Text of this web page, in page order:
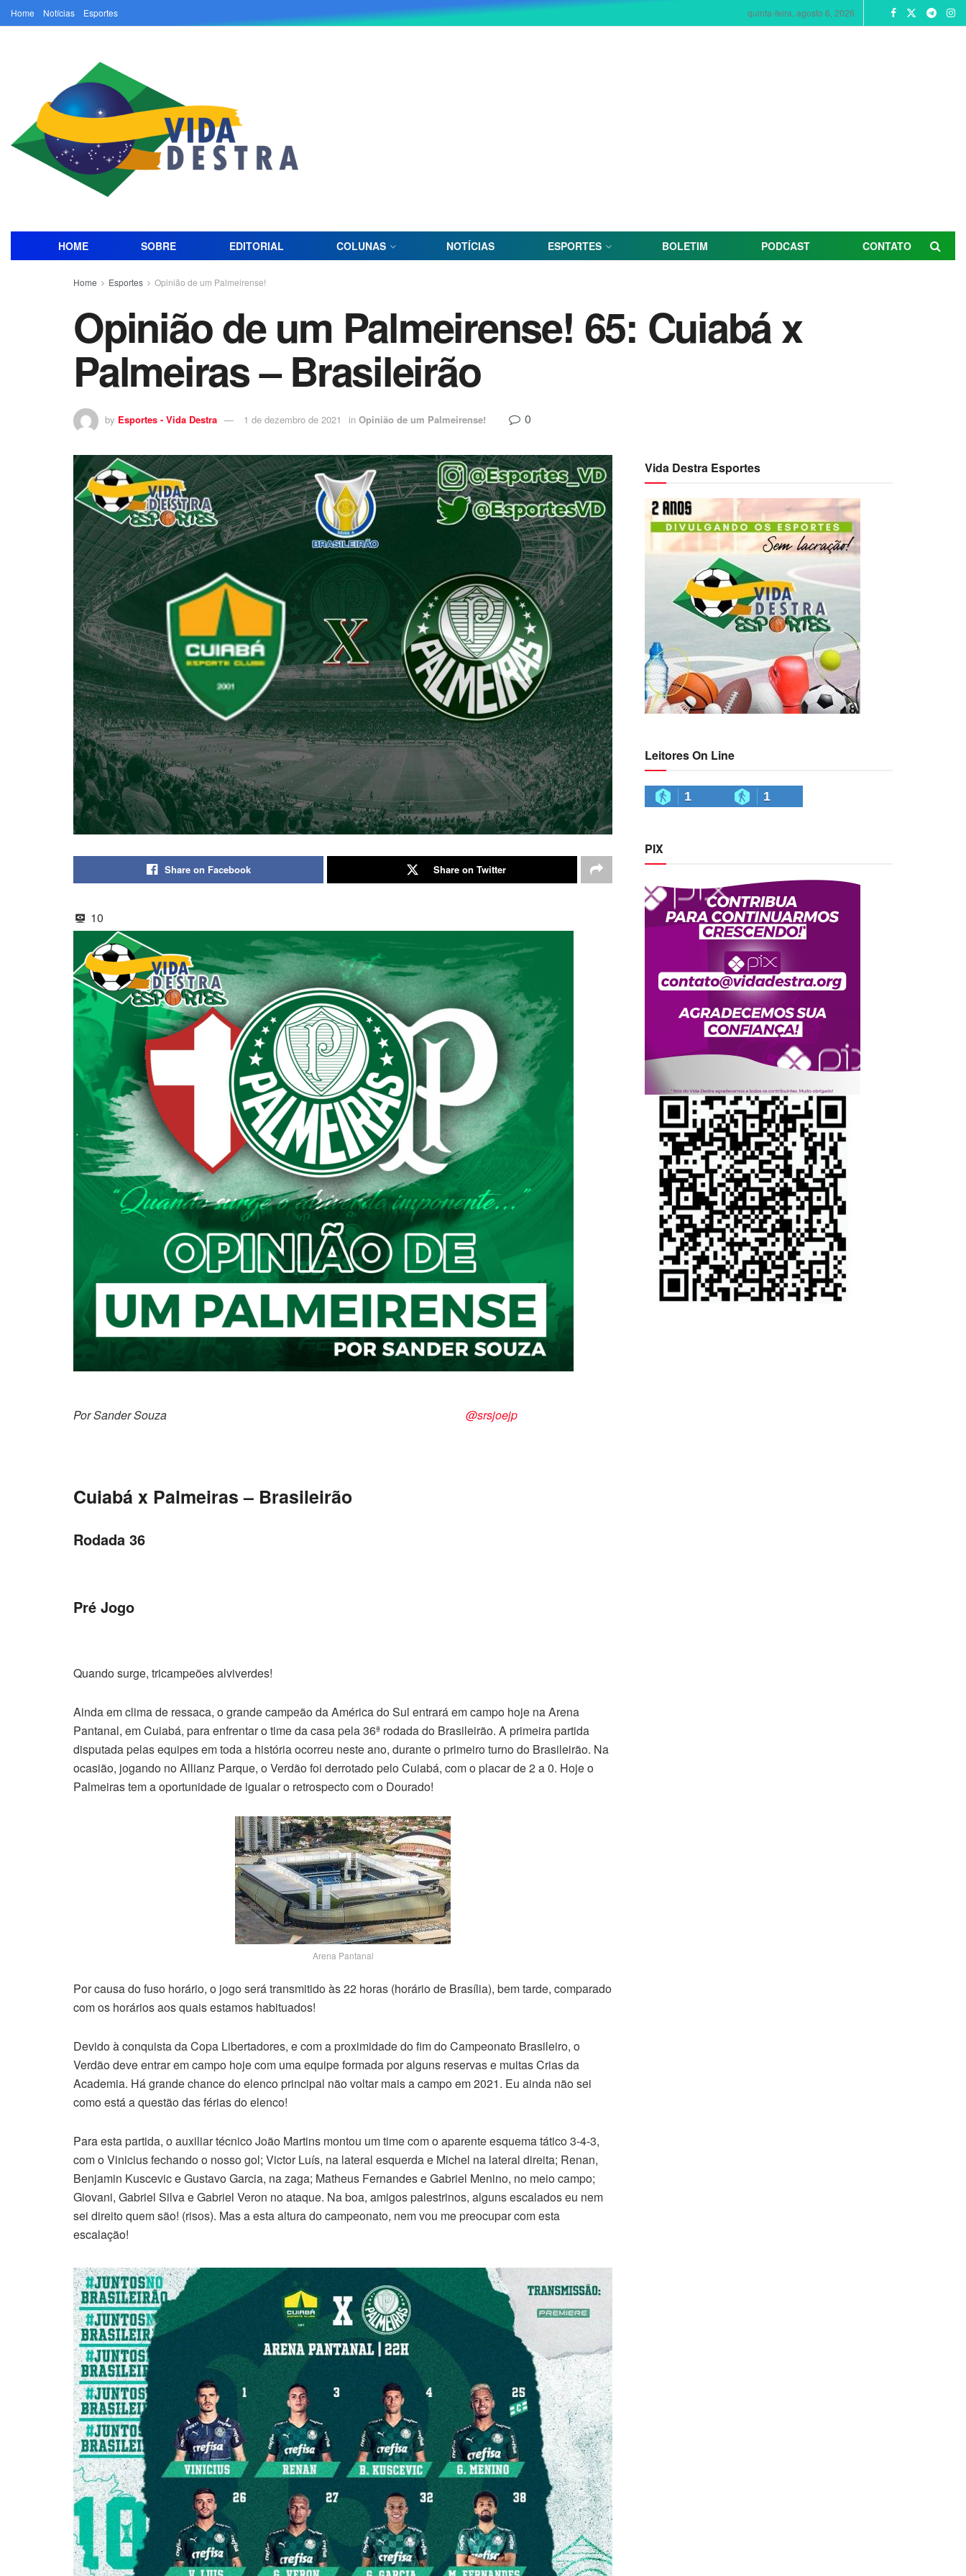
Home Notícias Esportes quinta-feira, agosto 6, 2026
HOME SOBRE EDITORIAL COLUNAS NOTÍCIAS ESPORTES BOLETIM PODCAST CONTATO
Home Esportes Opinião de um Palmeirense!
Opinião de um Palmeirense! 65: Cuiabá x
Palmeiras – Brasileirão
by Esportes - Vida Destra 1 de dezembro de 2021 in Opinião de um Palmeirense! 0
Share on Facebook Share on Twitter
10
Por Sander Souza @srsjoejp
Cuiabá x Palmeiras – Brasileirão
Rodada 36
Pré Jogo
Quando surge, tricampeões alviverdes!
Ainda em clima de ressaca, o grande campeão da América do Sul entrará em campo hoje na Arena
Pantanal, em Cuiabá, para enfrentar o time da casa pela 36ª rodada do Brasileirão. A primeira partida
disputada pelas equipes em toda a história ocorreu neste ano, durante o primeiro turno do Brasileirão. Na
ocasião, jogando no Allianz Parque, o Verdão foi derrotado pelo Cuiabá, com o placar de 2 a 0. Hoje o
Palmeiras tem a oportunidade de igualar o retrospecto com o Dourado!
Arena Pantanal
Por causa do fuso horário, o jogo será transmitido às 22 horas (horário de Brasília), bem tarde, comparado
com os horários aos quais estamos habituados!
Devido à conquista da Copa Libertadores, e com a proximidade do fim do Campeonato Brasileiro, o
Verdão deve entrar em campo hoje com uma equipe formada por alguns reservas e muitas Crias da
Academia. Há grande chance do elenco principal não voltar mais a campo em 2021. Eu ainda não sei
como está a questão das férias do elenco!
Para esta partida, o auxiliar técnico João Martins montou um time com o aparente esquema tático 3-4-3,
com o Vinicius fechando o nosso gol; Victor Luís, na lateral esquerda e Michel na lateral direita; Renan,
Benjamin Kuscevic e Gustavo Garcia, na zaga; Matheus Fernandes e Gabriel Menino, no meio campo;
Giovani, Gabriel Silva e Gabriel Veron no ataque. Na boa, amigos palestrinos, alguns escalados eu nem
sei direito quem são! (risos). Mas a esta altura do campeonato, nem vou me preocupar com esta
escalação!
Vida Destra Esportes
Leitores On Line
1 1
PIX